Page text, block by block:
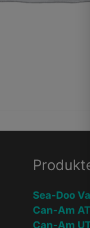
Sea-Doo
Can-Am
Can-Am